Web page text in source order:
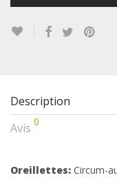
Description
Avis 0
Oreillettes: Circum-